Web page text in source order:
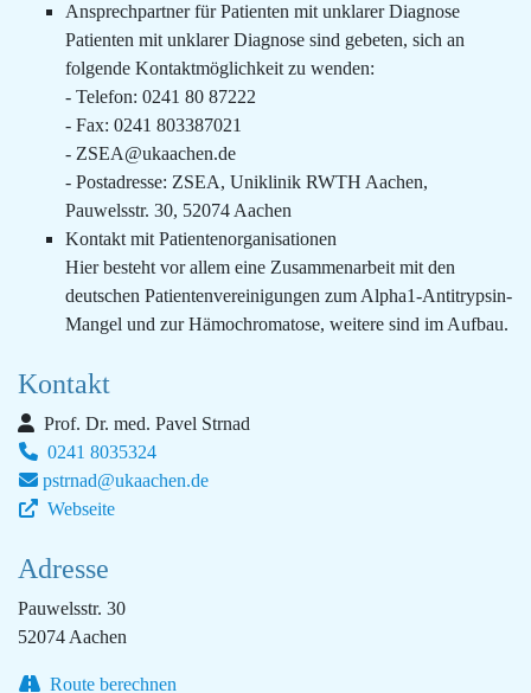
Ansprechpartner für Patienten mit unklarer Diagnose
Patienten mit unklarer Diagnose sind gebeten, sich an
folgende Kontaktmöglichkeit zu wenden:
- Telefon: 0241 80 87222
- Fax: 0241 803387021
- ZSEA@ukaachen.de
- Postadresse: ZSEA, Uniklinik RWTH Aachen,
Pauwelsstr. 30, 52074 Aachen
Kontakt mit Patientenorganisationen
Hier besteht vor allem eine Zusammenarbeit mit den
deutschen Patientenvereinigungen zum Alpha1-Antitrypsin-
Mangel und zur Hämochromatose, weitere sind im Aufbau.
Kontakt
Prof. Dr. med. Pavel Strnad
0241 8035324
pstrnad@ukaachen.de
Webseite
Adresse
Pauwelsstr. 30
52074 Aachen
Route berechnen